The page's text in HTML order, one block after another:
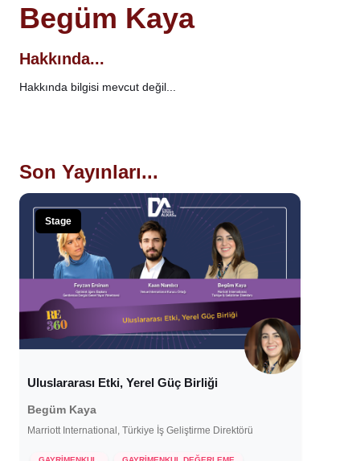
Begüm Kaya
Hakkında...
Hakkında bilgisi mevcut değil...
Son Yayınları...
Stage
Uluslararası Etki, Yerel Güç Birliği
Begüm Kaya
Marriott International, Türkiye İş Geliştirme Direktörü